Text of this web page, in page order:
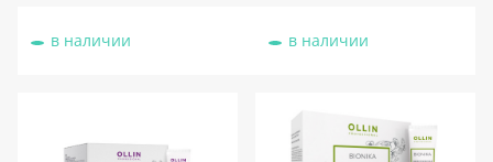
в наличии в наличии